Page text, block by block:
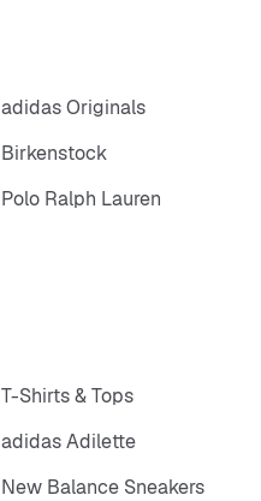
adidas Originals
Birkenstock
Polo Ralph Lauren
T-Shirts & Tops
adidas Adilette
New Balance Sneakers